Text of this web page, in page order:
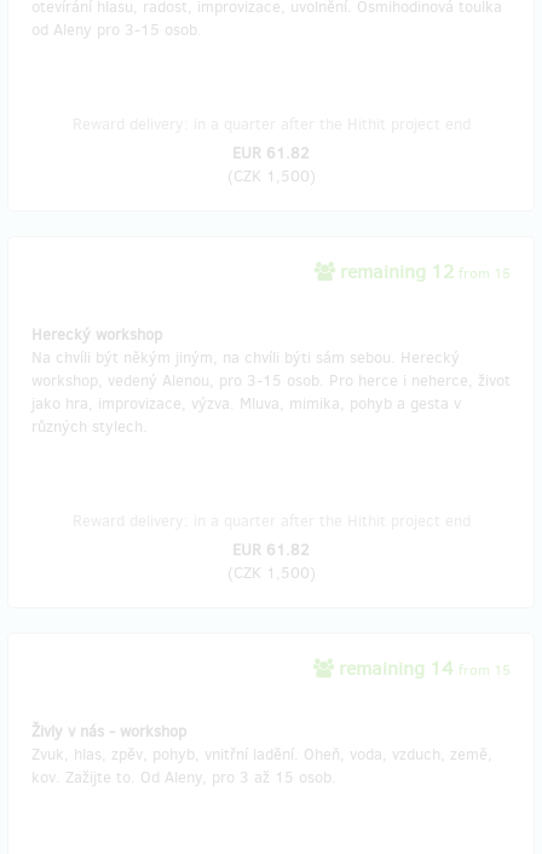
otevírání hlasu, radost, improvizace, uvolnění. Osmihodinová toulka
od Aleny pro 3-15 osob.
EUR 61.82
(CZK 1,500)
remaining 12 from 15
Herecký workshop
Na chvíli být někým jiným, na chvíli býti sám sebou. Herecký
workshop, vedený Alenou, pro 3-15 osob. Pro herce i neherce, život
jako hra, improvizace, výzva. Mluva, mimika, pohyb a gesta v
různých stylech.
EUR 61.82
(CZK 1,500)
remaining 14 from 15
Živly v nás - workshop
Zvuk, hlas, zpěv, pohyb, vnitřní ladění. Oheň, voda, vzduch, země,
kov. Zažijte to. Od Aleny, pro 3 až 15 osob.